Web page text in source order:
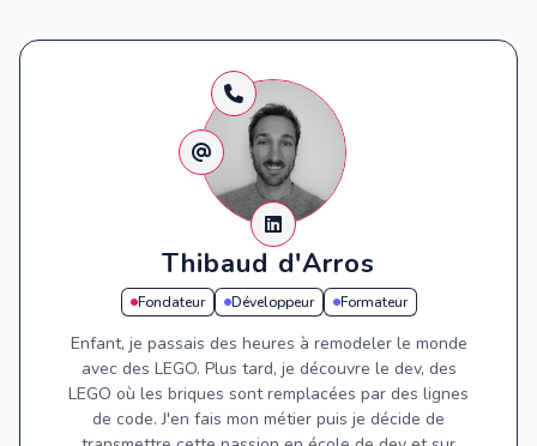
Thibaud d'Arros
Fondateur Développeur Formateur
Enfant, je passais des heures à remodeler le monde
avec des LEGO. Plus tard, je découvre le dev, des
LEGO où les briques sont remplacées par des lignes
de code. J'en fais mon métier puis je décide de